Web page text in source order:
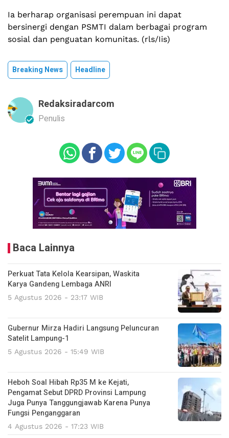
Ia berharap organisasi perempuan ini dapat
bersinergi dengan PSMTI dalam berbagai program
sosial dan penguatan komunitas. (rls/Iis)
Breaking News Headline
Redaksiradarcom
Penulis
Baca Lainnya
Perkuat Tata Kelola Kearsipan, Waskita
Karya Gandeng Lembaga ANRI
5 Agustus 2026 - 23:17 WIB
Gubernur Mirza Hadiri Langsung Peluncuran
Satelit Lampung-1
5 Agustus 2026 - 15:49 WIB
Heboh Soal Hibah Rp35 M ke Kejati,
Pengamat Sebut DPRD Provinsi Lampung
Juga Punya Tanggungjawab Karena Punya
Fungsi Penganggaran
4 Agustus 2026 - 17:23 WIB